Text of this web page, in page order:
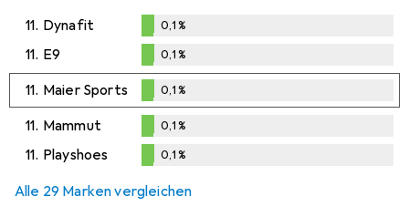
11. Dynafit
%
0,1%
11. E9
0,1%
0,1%
11. Maier Sports
0,1%
0,1%
11. Mammut
%
0,1%
11. Playshoes 0,1%
Alle 29 Marken vergleichen